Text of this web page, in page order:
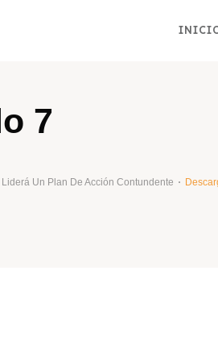
7
Liderá Un Plan De Acción Contundente